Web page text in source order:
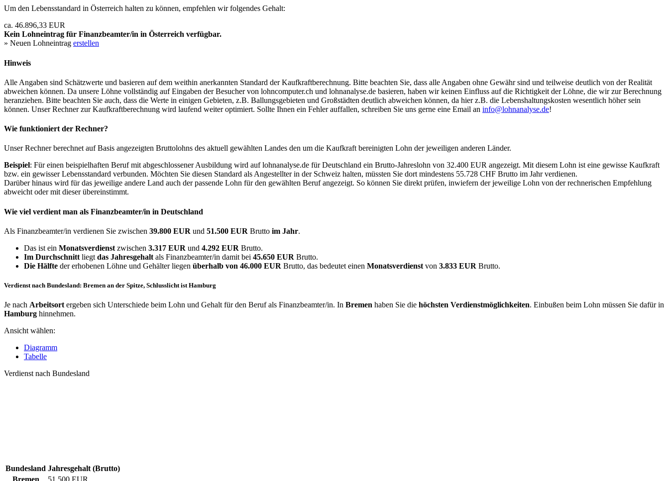
Um den Lebensstandard in Österreich halten zu können, empfehlen wir folgendes Gehalt:
ca. 46.896,33 EUR
Kein Lohneintrag für Finanzbeamter/in in Österreich verfügbar.
» Neuen Lohneintrag erstellen
Hinweis
Alle Angaben sind Schätzwerte und basieren auf dem weithin anerkannten Standard der Kaufkraftberechnung. Bitte beachten Sie, dass alle Angaben ohne Gewähr sind und teilweise deutlich von der Realität
abweichen können. Da unsere Löhne vollständig auf Eingaben der Besucher von lohncomputer.ch und lohnanalyse.de basieren, haben wir keinen Einfluss auf die Richtigkeit der Löhne, die wir zur Berechnung
heranziehen. Bitte beachten Sie auch, dass die Werte in einigen Gebieten, z.B. Ballungsgebieten und Großstädten deutlich abweichen können, da hier z.B. die Lebenshaltungskosten wesentlich höher sein
können. Unser Rechner zur Kaufkraftberechnung wird laufend weiter optimiert. Sollte Ihnen ein Fehler auffallen, schreiben Sie uns gerne eine Email an info@lohnanalyse.de!
Wie funktioniert der Rechner?
Unser Rechner berechnet auf Basis angezeigten Bruttolohns des aktuell gewählten Landes den um die Kaufkraft bereinigten Lohn der jeweiligen anderen Länder.
Beispiel: Für einen beispielhaften Beruf mit abgeschlossener Ausbildung wird auf lohnanalyse.de für Deutschland ein Brutto-Jahreslohn von 32.400 EUR angezeigt. Mit diesem Lohn ist eine gewisse Kaufkraft
bzw. ein gewisser Lebensstandard verbunden. Möchten Sie diesen Standard als Angestellter in der Schweiz halten, müssten Sie dort mindestens 55.728 CHF Brutto im Jahr verdienen.
Darüber hinaus wird für das jeweilige andere Land auch der passende Lohn für den gewählten Beruf angezeigt. So können Sie direkt prüfen, inwiefern der jeweilige Lohn von der rechnerischen Empfehlung
abweicht oder mit dieser übereinstimmt.
Wie viel verdient man als Finanzbeamter/in in Deutschland
Als Finanzbeamter/in verdienen Sie zwischen 39.800 EUR und 51.500 EUR Brutto im Jahr.
Das ist ein Monatsverdienst zwischen 3.317 EUR und 4.292 EUR Brutto.
Im Durchschnitt liegt das Jahresgehalt als Finanzbeamter/in damit bei 45.650 EUR Brutto.
Die Hälfte der erhobenen Löhne und Gehälter liegen überhalb von 46.000 EUR Brutto, das bedeutet einen Monatsverdienst von 3.833 EUR Brutto.
Verdienst nach Bundesland: Bremen an der Spitze, Schlusslicht ist Hamburg
Je nach Arbeitsort ergeben sich Unterschiede beim Lohn und Gehalt für den Beruf als Finanzbeamter/in. In Bremen haben Sie die höchsten Verdienstmöglichkeiten. Einbußen beim Lohn müssen Sie dafür in
Hamburg hinnehmen.
Ansicht wählen:
Diagramm
Tabelle
Verdienst nach Bundesland
Bundesland Jahresgehalt (Brutto)